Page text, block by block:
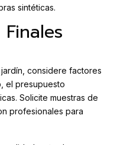
sintéticas.
considere factores
el presupuesto
Solicite muestras de
profesionales para